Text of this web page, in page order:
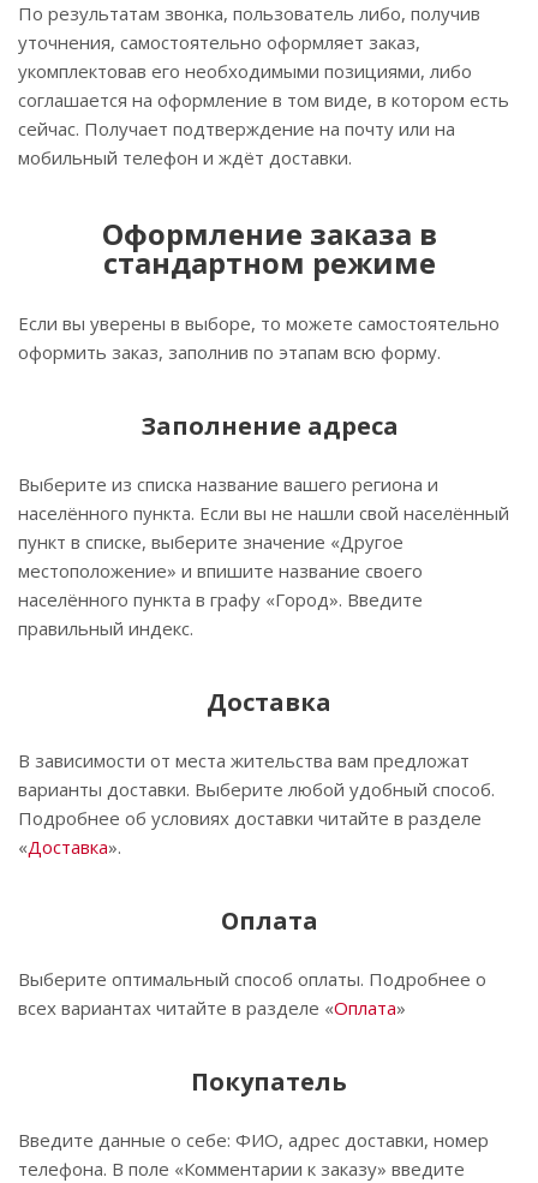
По результатам звонка, пользователь либо, получив
уточнения, самостоятельно оформляет заказ,
укомплектовав его необходимыми позициями, либо
соглашается на оформление в том виде, в котором есть
сейчас. Получает подтверждение на почту или на
мобильный телефон и ждёт доставки.
Оформление заказа в
стандартном режиме
Если вы уверены в выборе, то можете самостоятельно
оформить заказ, заполнив по этапам всю форму.
Заполнение адреса
Выберите из списка название вашего региона и
населённого пункта. Если вы не нашли свой населённый
пункт в списке, выберите значение «Другое
местоположение» и впишите название своего
населённого пункта в графу «Город». Введите
правильный индекс.
Доставка
В зависимости от места жительства вам предложат
варианты доставки. Выберите любой удобный способ.
Подробнее об условиях доставки читайте в разделе
«Доставка».
Оплата
Выберите оптимальный способ оплаты. Подробнее о
всех вариантах читайте в разделе «Оплата»
Покупатель
Введите данные о себе: ФИО, адрес доставки, номер
телефона. В поле «Комментарии к заказу» введите